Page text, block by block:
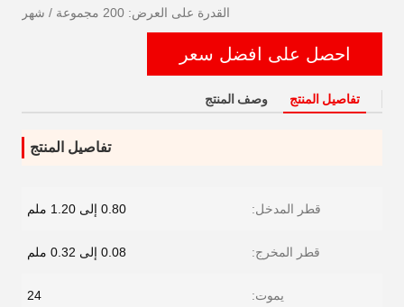
القدرة على العرض: 200 مجموعة / شهر
احصل على افضل سعر
تفاصيل المنتج وصف المنتج
تفاصيل المنتج
قطر المدخل: 0.80 إلى 1.20 ملم
قطر المخرج: 0.08 إلى 0.32 ملم
يموت: 24